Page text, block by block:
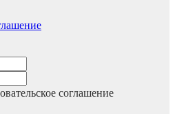
соглашение